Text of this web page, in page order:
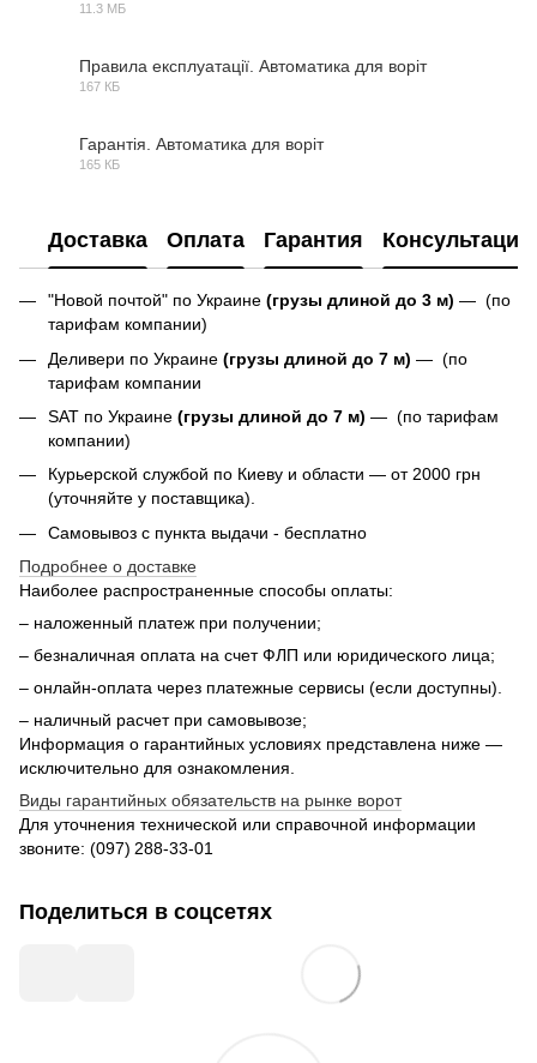
11.3 МБ
Правила експлуатації. Автоматика для воріт
167 КБ
Гарантія. Автоматика для воріт
165 КБ
Доставка Оплата Гарантия Консультация
"Новой почтой" по Украине (грузы длиной до 3 м) — (по
тарифам компании)
Деливери по Украине (грузы длиной до 7 м) — (по
тарифам компании
SAT по Украине (грузы длиной до 7 м) — (по тарифам
компании)
Курьерской службой по Киеву и области — от 2000 грн
(уточняйте у поставщика).
Самовывоз с пункта выдачи - бесплатно
Подробнее о доставке
Наиболее распространенные способы оплаты:
– наложенный платеж при получении;
– безналичная оплата на счет ФЛП или юридического лица;
– онлайн-оплата через платежные сервисы (если доступны).
– наличный расчет при самовывозе;
Информация о гарантийных условиях представлена ниже —
исключительно для ознакомления.
Виды гарантийных обязательств на рынке ворот
Для уточнения технической или справочной информации
звоните: (097) 288‑33‑01
Поделиться в соцсетях